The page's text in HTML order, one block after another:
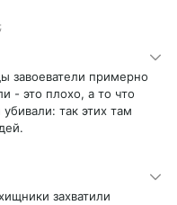
завоеватели примерно
- это плохо, а то что
так этих там
захватили